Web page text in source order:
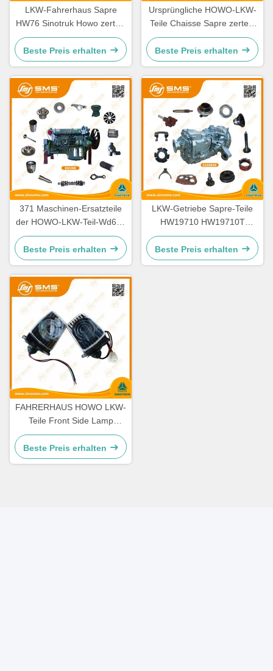
LKW-Fahrerhaus Sapre
HW76 Sinotruk Howo zerteilt
Ersatzteile Cabine
Beste Preis erhalten
Ursprüngliche HOWO-LKW-
Teile Chaisse Sapre zerteilt
Standardgröße
Beste Preis erhalten
371 Maschinen-Ersatzteile
der HOWO-LKW-Teil-Wd615
336 Maschinen-Ersatzteile
Beste Preis erhalten
LKW-Getriebe Sapre-Teile
HW19710 HW19710T
HW19712 Sinotruk Howo
Beste Preis erhalten
FAHRERHAUS HOWO LKW-
Teile Front Side Lamp
WG9719790005/0008
Beste Preis erhalten